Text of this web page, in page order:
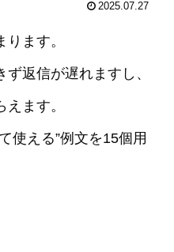
2025.07.27
ます。
返信が遅れますし、
ます。
使える”例文を15個用